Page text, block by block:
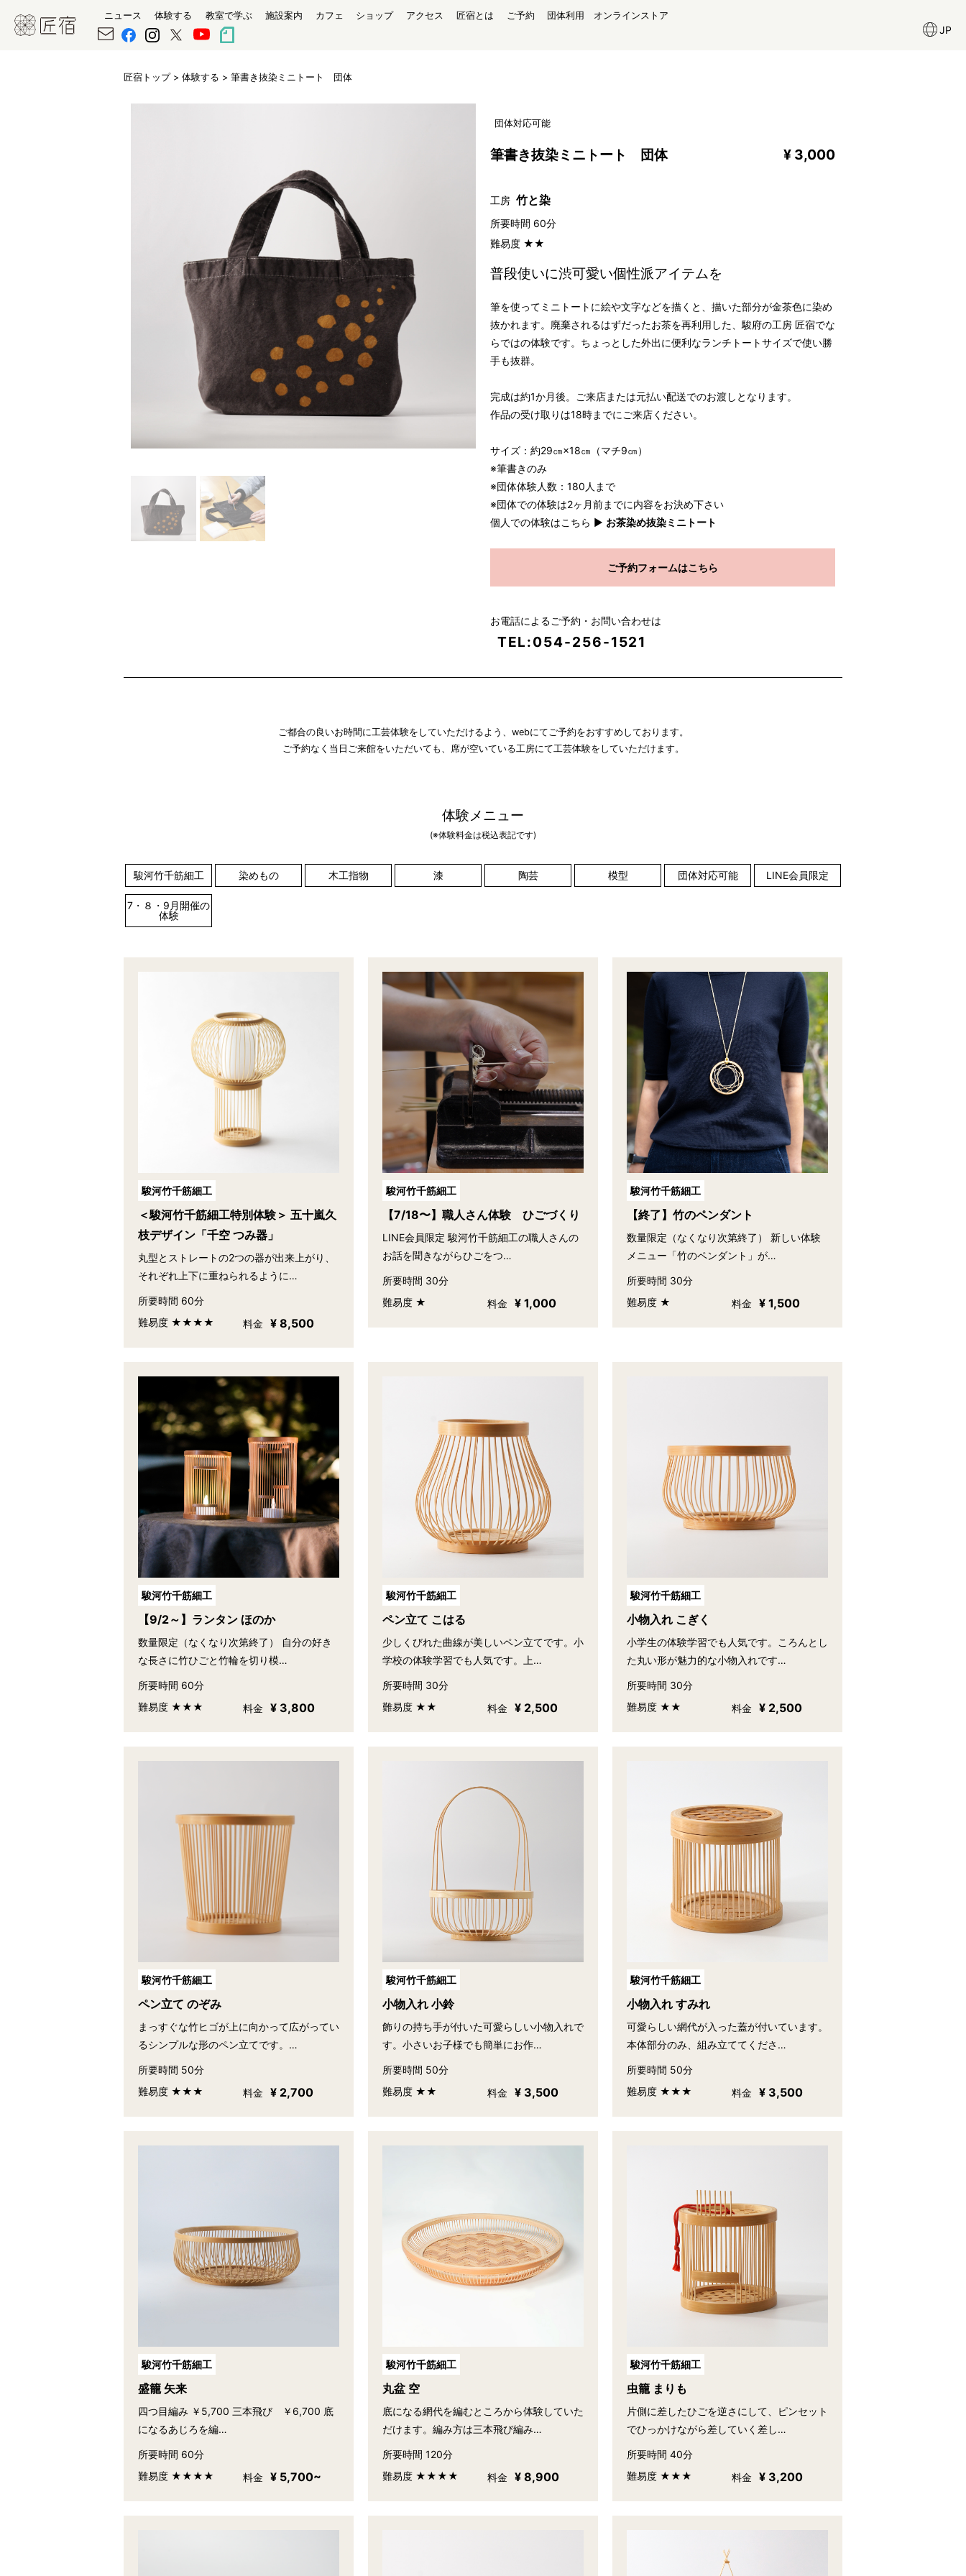
JP
ニュース 体験する 教室で学ぶ 施設案内 カフェ ショップ アクセス 匠宿とは ご予約 団体利用 オンラインストア
匠宿トップ> 体験する > 筆書き抜染ミニトート 団体
団体対応可能
筆書き抜染ミニトート 団体 ¥ 3,000
工房 竹と染
所要時間 60分
難易度 ★★
普段使いに渋可愛い個性派アイテムを
筆を使ってミニトートに絵や文字などを描くと、描いた部分が金茶色に染め
抜かれます。廃棄されるはずだったお茶を再利用した、駿府の工房 匠宿でな
らではの体験です。ちょっとした外出に便利なランチトートサイズで使い勝
手も抜群。
完成は約1か月後。ご来店または元払い配送でのお渡しとなります。
作品の受け取りは18時までにご来店ください。
サイズ：約29㎝×18㎝（マチ9㎝）
※筆書きのみ
※団体体験人数：180人まで
※団体での体験は2ヶ月前までに内容をお決め下さい
個人での体験はこちら ▶ お茶染め抜染ミニトート
ご予約フォームはこちら
お電話によるご予約・お問い合わせは
TEL:054-256-1521
ご都合の良いお時間に工芸体験をしていただけるよう、webにてご予約をおすすめしております。
ご予約なく当日ご来館をいただいても、席が空いている工房にて工芸体験をしていただけます。
体験メニュー
(※体験料金は税込表記です)
駿河竹千筋細工 染めもの 木工指物 漆 陶芸 模型 団体対応可能 LINE会員限定
7・８・9月開催の
体験
駿河竹千筋細工
＜駿河竹千筋細工特別体験＞ 五十嵐久
枝デザイン「千空 つみ器」
丸型とストレートの2つの器が出来上がり、
それぞれ上下に重ねられるように…
所要時間 60分
難易度 ★★★★
料金 ¥ 8,500
駿河竹千筋細工
【7/18〜】職人さん体験 ひごづくり
LINE会員限定 駿河竹千筋細工の職人さんの
お話を聞きながらひごをつ…
所要時間 30分
難易度 ★
料金 ¥ 1,000
駿河竹千筋細工
【終了】竹のペンダント
数量限定（なくなり次第終了） 新しい体験
メニュー「竹のペンダント」が…
所要時間 30分
難易度 ★
料金 ¥ 1,500
駿河竹千筋細工
【9/2～】ランタン ほのか
数量限定（なくなり次第終了） 自分の好き
な長さに竹ひごと竹輪を切り模…
所要時間 60分
難易度 ★★★
料金 ¥ 3,800
駿河竹千筋細工
ペン立て こはる
少しくびれた曲線が美しいペン立てです。小
学校の体験学習でも人気です。上…
所要時間 30分
難易度 ★★
料金 ¥ 2,500
駿河竹千筋細工
小物入れ こぎく
小学生の体験学習でも人気です。ころんとし
た丸い形が魅力的な小物入れです…
所要時間 30分
難易度 ★★
料金 ¥ 2,500
駿河竹千筋細工
ペン立て のぞみ
まっすぐな竹ヒゴが上に向かって広がってい
るシンプルな形のペン立てです。…
所要時間 50分
難易度 ★★★
料金 ¥ 2,700
駿河竹千筋細工
小物入れ 小鈴
飾りの持ち手が付いた可愛らしい小物入れで
す。小さいお子様でも簡単にお作…
所要時間 50分
難易度 ★★
料金 ¥ 3,500
駿河竹千筋細工
小物入れ すみれ
可愛らしい網代が入った蓋が付いています。
本体部分のみ、組み立ててくださ…
所要時間 50分
難易度 ★★★
料金 ¥ 3,500
駿河竹千筋細工
盛籠 矢来
四つ目編み ￥5,700 三本飛び ￥6,700 底
になるあじろを編…
所要時間 60分
難易度 ★★★★
料金 ¥ 5,700~
駿河竹千筋細工
丸盆 空
底になる網代を編むところから体験していた
だけます。編み方は三本飛び編み…
所要時間 120分
難易度 ★★★★
料金 ¥ 8,900
駿河竹千筋細工
虫籠 まりも
片側に差したひごを逆さにして、ピンセット
でひっかけながら差していく差し…
所要時間 40分
難易度 ★★★
料金 ¥ 3,200